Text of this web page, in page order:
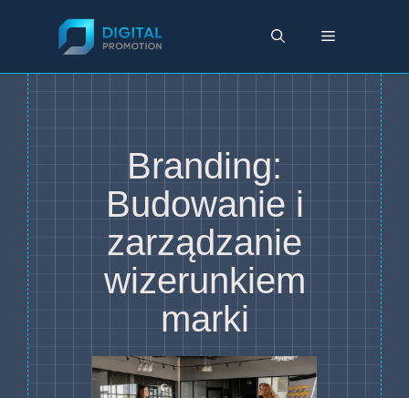
Menu
Branding:
Budowanie i
zarządzanie
wizerunkiem
marki